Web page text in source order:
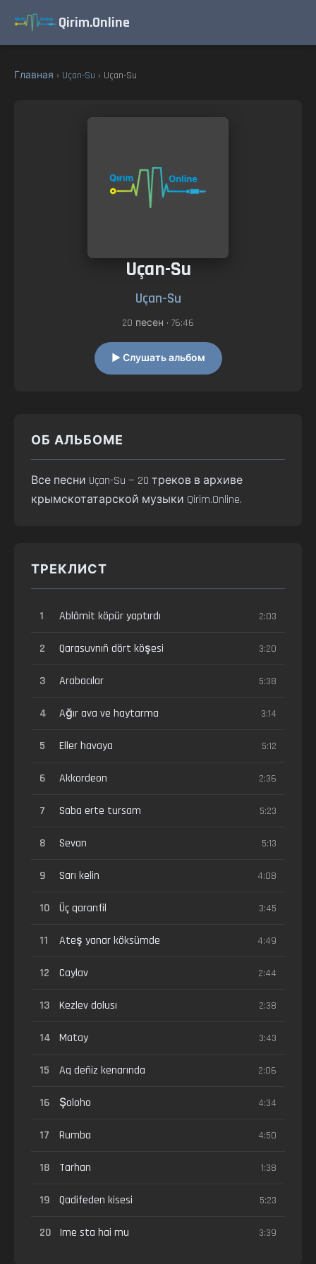
Qirim.Online
Главная › Uçan-Su › Uçan-Su
Uçan-Su
Uçan-Su
20 песен • 76:46
▶ Слушать альбом
ОБ АЛЬБОМЕ
Все песни Uçan-Su — 20 треков в архиве
крымскотатарской музыки Qirim.Online.
ТРЕКЛИСТ
1 Ablâmit köpür yaptırdı 2:03
2 Qarasuvnıñ dört köşesi 3:20
3 Arabacılar 5:38
4 Ağır ava ve haytarma 3:14
5 Eller havaya 5:12
6 Akkordeon 2:36
7 Saba erte tursam 5:23
8 Sevan 5:13
9 Sarı kelin 4:08
10 Üç qaranfil 3:45
11 Ateş yanar köksümde 4:49
12 Caylav 2:44
13 Kezlev dolusı 2:38
14 Matay 3:43
15 Aq deñiz kenarında 2:06
16 Şoloho 4:34
17 Rumba 4:50
18 Tarhan 1:38
19 Qadifeden kisesi 5:23
20 Ime sta hai mu 3:39